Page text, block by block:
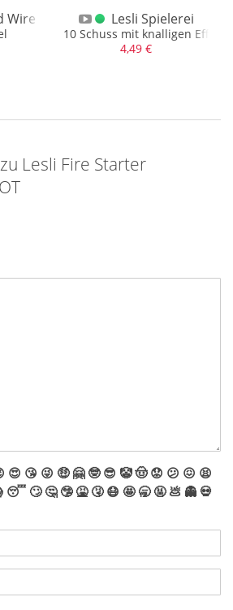
Wire Lesli Spielerei
10 Schuss mit knalligen
4,49 €
Lesli Fire Starter
😍 😘 😜 🤑 🤗 🤓 😎 🤡🤠 😟 😕 😖 😫
😴 🙄 🤔 🤥 🤮 🤧 😷 🤩 🥱 🤬 💩 👻 💀